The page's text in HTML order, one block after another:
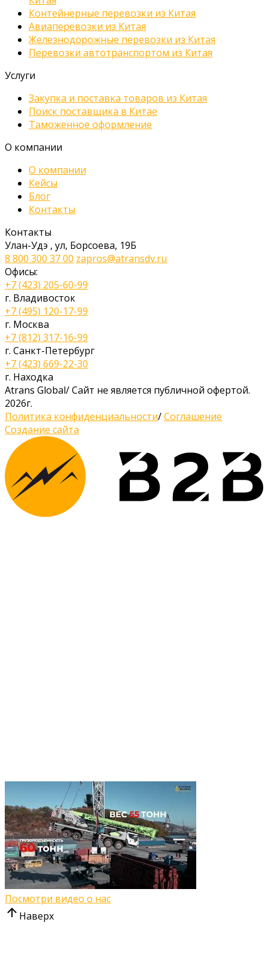
Контейнерные перевозки из Китая
Авиаперевозки из Китая
Железнодорожные перевозки из Китая
Перевозки автотранспортом из Китая
Услуги
Закупка и поставка товаров из Китая
Поиск поставщика в Китае
Таможенное оформление
О компании
О компании
Кейсы
Блог
Контакты
Контакты
Улан-Удэ , ул, Борсоева, 19Б
8 800 300 37 00 zapros@atransdv.ru
Офисы:
+7 (423) 205-60-99
г. Владивосток
+7 (495) 120-17-99
г. Москва
+7 (812) 317-16-99
г. Санкт-Петербург
+7 (423) 669-22-30
г. Находка
Atrans Global/Сайт не является публичной офертой.
2026г.
Политика конфиденциальности/Соглашение
Создание сайта
Посмотри видео о нас
Наверх